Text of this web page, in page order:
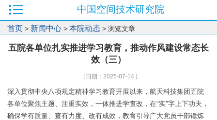
中国空间技术研究院
首页 > 新闻中心 > 本院动态 > 浏览文章
五院各单位扎实推进学习教育，推动作风建设常态长
效（三）
（日期：2025-07-14 )
深入贯彻中央八项规定精神学习教育开展以来，航天科技集团五院
各单位聚焦主题、注重实效，一体推进学查改，在“实”字上下功夫，
确保学有质量、查有力度、改有成效，教育引导广大党员干部锤炼